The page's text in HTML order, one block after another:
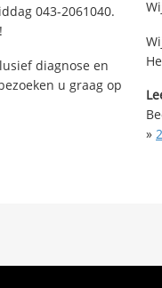
043-2061040.
diagnose en
u graag op
»